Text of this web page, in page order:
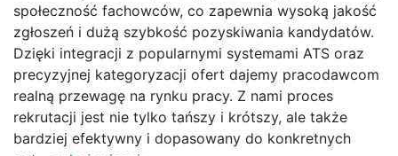
społeczność fachowców, co zapewnia wysoką jakość
zgłoszeń i dużą szybkość pozyskiwania kandydatów.
Dzięki integracji z popularnymi systemami ATS oraz
precyzyjnej kategoryzacji ofert dajemy pracodawcom
realną przewagę na rynku pracy. Z nami proces
rekrutacji jest nie tylko tańszy i krótszy, ale także
bardziej efektywny i dopasowany do konkretnych